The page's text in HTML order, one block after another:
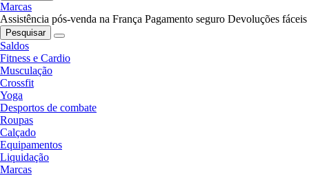
Marcas
Assistência pós-venda na França Pagamento seguro Devoluções fáceis
Pesquisar
Saldos
Fitness e Cardio
Musculação
Crossfit
Yoga
Desportos de combate
Roupas
Calçado
Equipamentos
Liquidação
Marcas